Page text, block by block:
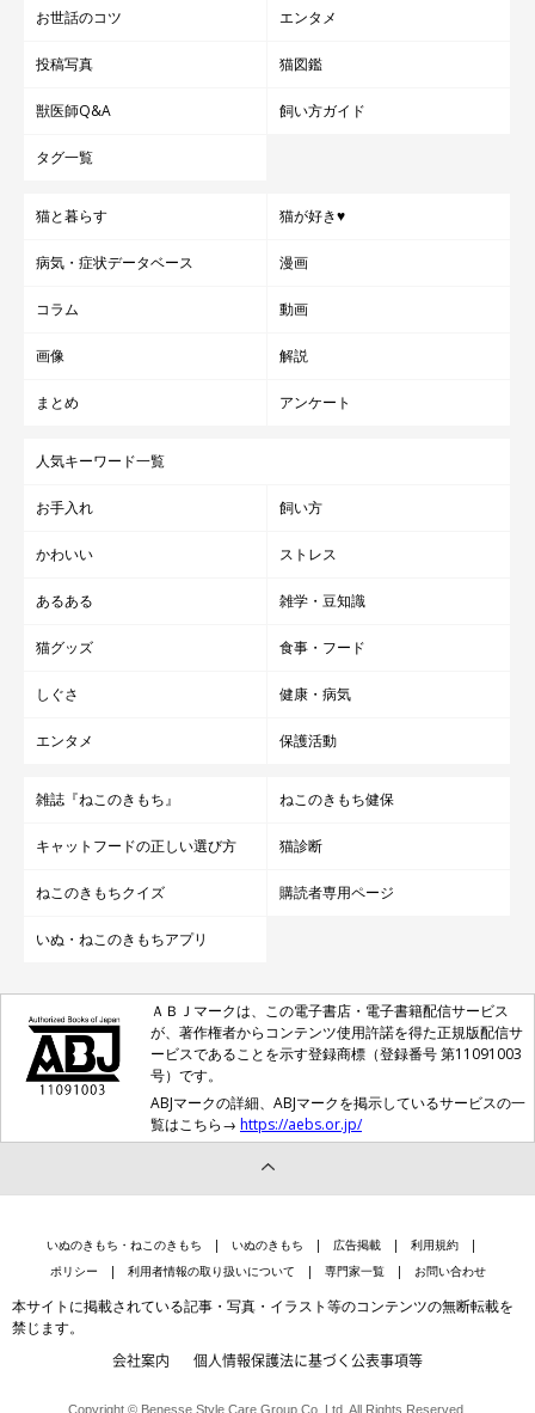
お世話のコツ エンタメ
投稿写真 猫図鑑
獣医師Q&A 飼い方ガイド
タグ一覧
猫と暮らす 猫が好き♥
病気・症状データベース 漫画
コラム 動画
画像 解説
まとめ アンケート
人気キーワード一覧
お手入れ 飼い方
かわいい ストレス
あるある 雑学・豆知識
猫グッズ 食事・フード
しぐさ 健康・病気
エンタメ 保護活動
雑誌『ねこのきもち』 ねこのきもち健保
キャットフードの正しい選び方 猫診断
ねこのきもちクイズ 購読者専用ページ
いぬ・ねこのきもちアプリ
ＡＢＪマークは、この電子書店・電子書籍配信サービス
が、著作権者からコンテンツ使用許諾を得た正規版配信サ
ービスであることを示す登録商標（登録番号 第11091003
号）です。
ABJマークの詳細、ABJマークを掲示しているサービスの一
覧はこちら→ https://aebs.or.jp/
いぬのきもち・ねこのきもち いぬのきもち 広告掲載
利用規約
ポリシー
利用者情報の取り扱いについて 専門家一覧 お問い合わせ
本サイトに掲載されている記事・写真・イラスト等のコンテンツの無断転載を
禁じます。
会社案内 個人情報保護法に基づく公表事項等
Copyright © Benesse Style Care Group Co.,Ltd. All Rights Reserved.